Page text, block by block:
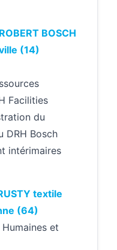
BOSCH
(14)
Facilities
du
DRH Bosch
intérimaires
textile
(64)
et